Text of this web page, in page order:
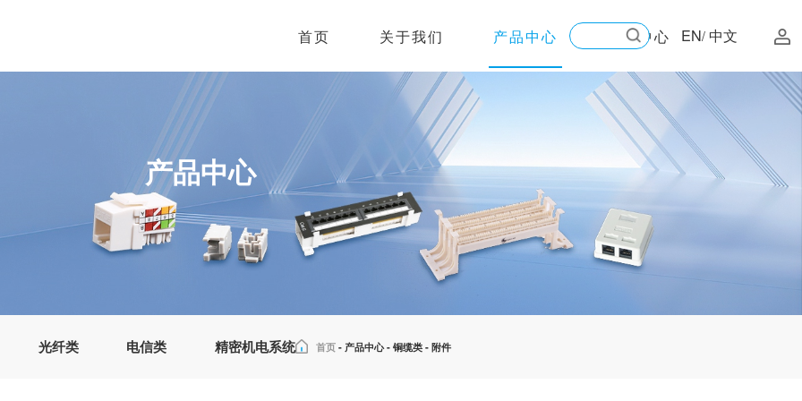
首页 关于我们 产品中心 新闻中心 EN/ 中文
产品中心
光纤类 电信类 精密机电系统 首页- 产品中心-铜缆类-附件